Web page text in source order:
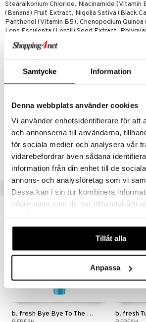
Samtycke Information
Denna webbplats använder cookies
Vi använder enhetsidentifierare för att
och annonserna till användarna,
för sociala medier och analysera vår
vidarebefordrar även sådana
information från din enhet till de
annons- och analysföretag som vi
Dessa kan i sin tur kombinera
information som du har tillhandahållit
våra cookies vid fortsatt användande
Tillåt alla
Anpassa
Stearalkonium Chloride, Niacinamide (Vitamin
(Banana) Fruit Extract, Nigella Sativa (Black
Panthenol (Vitamin B5), Chenopodium
Lens Esculenta (Lentil) Seed Extract,
Glycol Distearate, Sorbitan Monooleate,
Oil/IPDI Copolymer, Cocamidopropyl
Hydroxypropylphosphate Decylglucoside
Hydroxypropyl Methylcellulose, Glycerin,
Copolymer, Polysorbate 20, Phenoxyethanol,
Artikelnr
CBF43-FM-355-XX-XX
Lägsta pris senaste 30 dagarna: 75 kr
Tips till dig
b. fresh Bye Bye To The Burn - Lip Serum